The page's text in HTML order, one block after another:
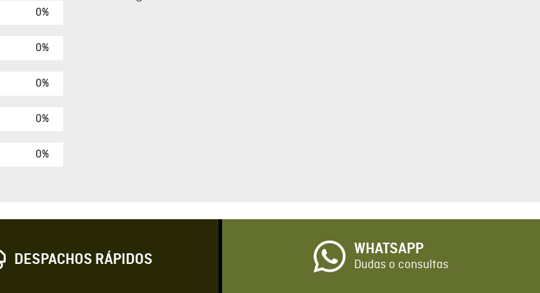
0%
0%
0%
0%
0%
Escribir comentario
DESPACHOS RÁPIDOS
WHATSAPP
Dudas o consultas